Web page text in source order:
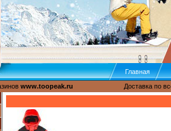
Главная
www.toopeak.ru
Доставка по